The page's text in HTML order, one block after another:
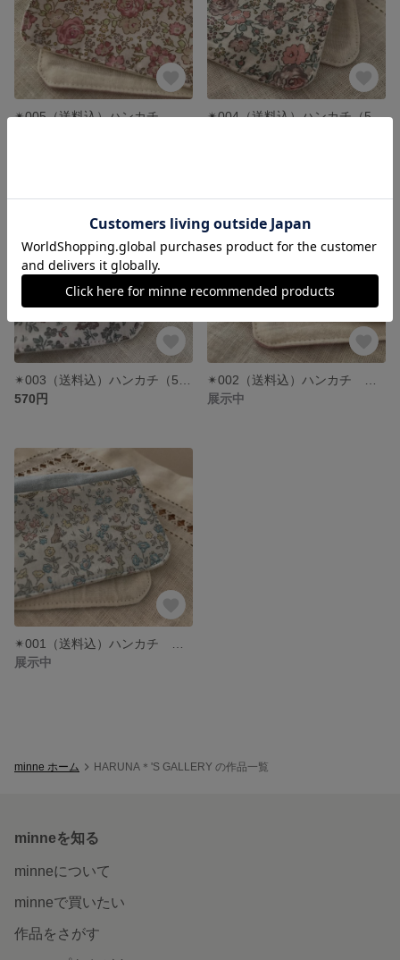
✴︎005（送料込）ハンカチ ハンドメイド リバティ✴︎フェリシテ プティ
✴︎004（送料込）ハンカチ（5重）ハンドメイド リバティ✴︎フェリシテ プティ
SOLD OUT
570円
展示中
展示中
minne ホーム HARUNA＊'S GALLERY の作品一覧
minneを知る
minneについて
minneで買いたい
作品をさがす